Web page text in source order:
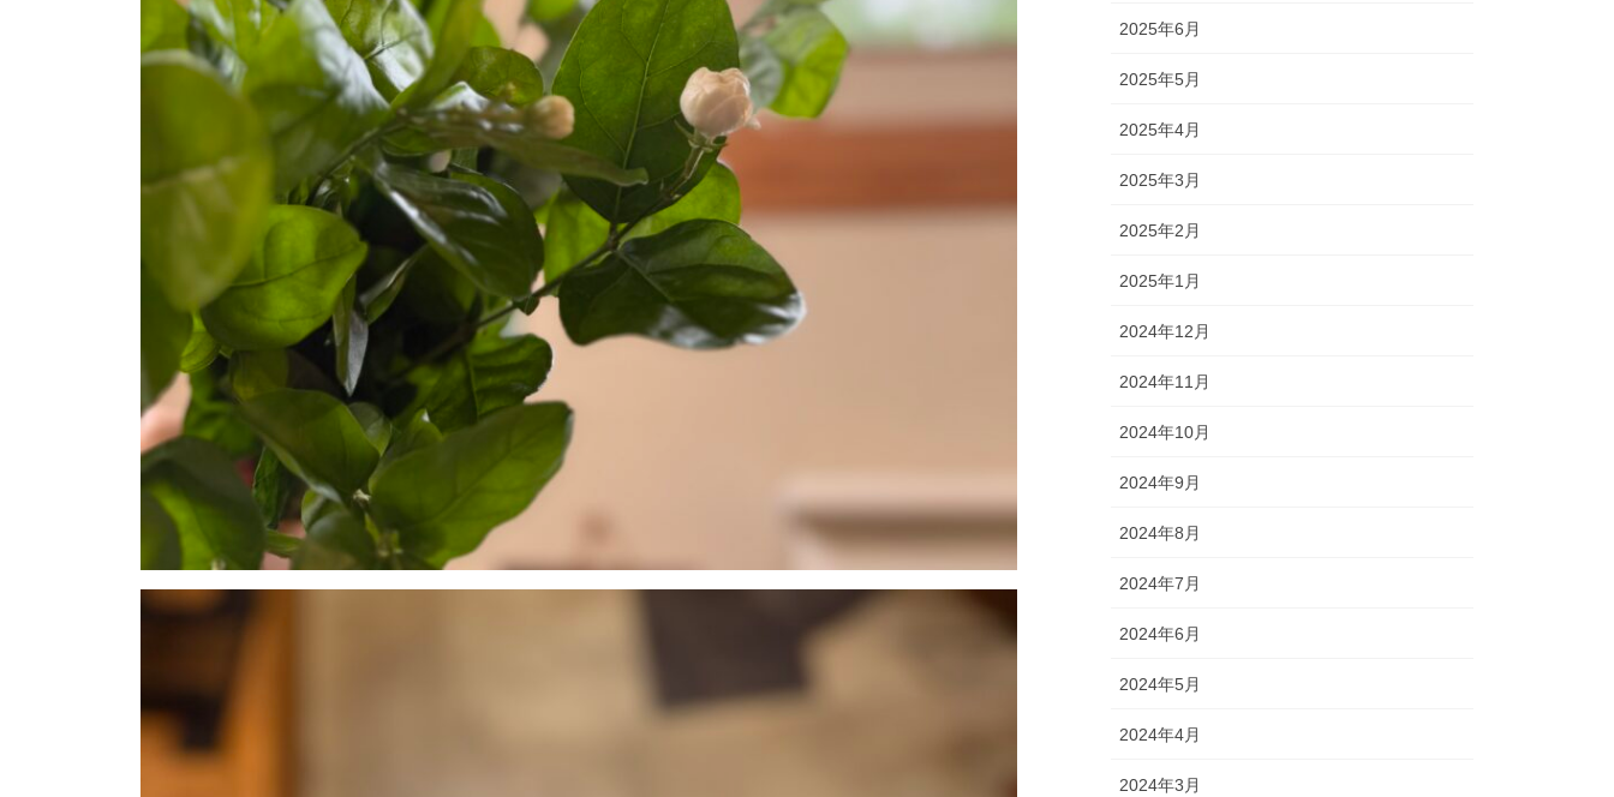
2025年6月
2025年5月
2025年4月
2025年3月
2025年2月
2025年1月
2024年12月
2024年11月
2024年10月
2024年9月
2024年8月
2024年7月
2024年6月
2024年5月
2024年4月
2024年3月